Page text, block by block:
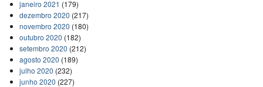
janeiro 2021 (179)
dezembro 2020 (217)
novembro 2020 (180)
outubro 2020 (182)
setembro 2020 (212)
agosto 2020 (189)
julho 2020 (232)
junho 2020 (227)